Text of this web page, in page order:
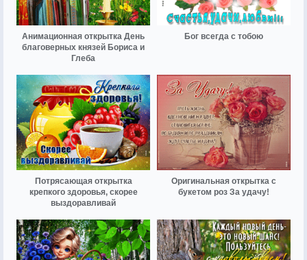
Анимационная открытка День
благоверных князей Бориса и
Глеба
Бог всегда с тобою
Потрясающая открытка
крепкого здоровья, скорее
выздоравливай
Оригинальная открытка с
букетом роз За удачу!